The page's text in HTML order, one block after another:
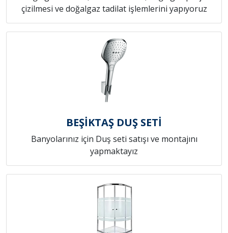
çizilmesi ve doğalgaz tadilat işlemlerini yapıyoruz
BEŞİKTAŞ DUŞ SETİ
Banyolarınız için Duş seti satışı ve montajını
yapmaktayız